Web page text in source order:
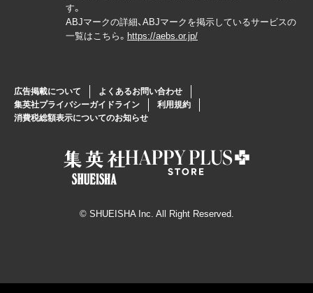
す。
ABJマークの詳細、ABJマークを掲示しているサービスの
一覧はこちら。 https://aebs.or.jp/
広告掲載について
よくあるお問い合わせ
集英社プライバシーガイドライン
利用規約
消費税総額表示についてのお知らせ
© SHUEISHA Inc. All Right Reserved.